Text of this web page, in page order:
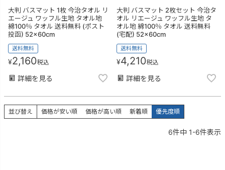
大判 バスマット 1枚 今治タオル リ
エージュ ワッフル生地 タオル地
綿100％ タオル 送料無料 (ポスト
投函) 52×60cm
送料無料
¥2,160税込
詳細を見る
大判 バスマット 2枚セット 今治タ
オル リエージュ ワッフル生地 タ
オル地 綿100％ タオル 送料無料
(宅配) 52×60cm
送料無料
¥4,210税込
詳細を見る
並び替え 価格が安い順 価格が高い順 新着順 優先度順
6件中 1-6件表示